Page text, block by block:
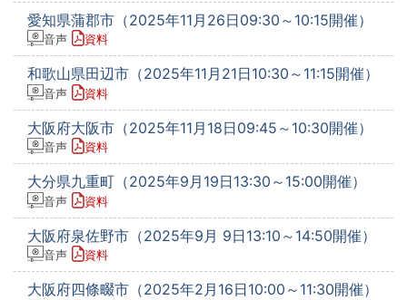
愛知県蒲郡市（2025年11月26日09:30～10:15開催）
音声 資料
和歌山県田辺市（2025年11月21日10:30～11:15開催）
音声 資料
大阪府大阪市（2025年11月18日09:45～10:30開催）
音声 資料
大分県九重町（2025年9月19日13:30～15:00開催）
音声 資料
大阪府泉佐野市（2025年9月 9日13:10～14:50開催）
音声 資料
大阪府四條畷市（2025年2月16日10:00～11:30開催）